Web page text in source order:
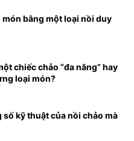
món bằng một loại nồi duy
chiếc chảo “đa năng” hay
loại món?
kỹ thuật của nồi chảo mà